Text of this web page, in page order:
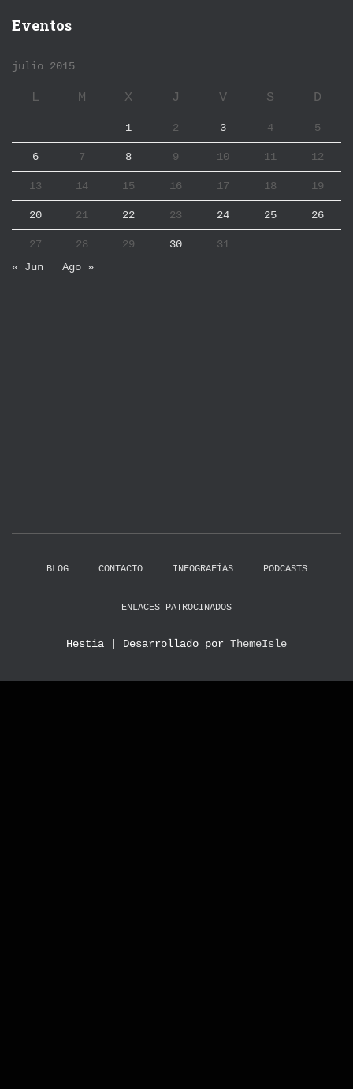
Eventos
julio 2015
L M X J V S D
1 2 3 4 5
6 7 8 9 10 11 12
13 14 15 16 17 18 19
20 21 22 23 24 25 26
27 28 29 30
31
« Jun
Ago »
BLOG CONTACTO INFOGRAFÍAS PODCASTS
ENLACES PATROCINADOS
Hestia | Desarrollado por ThemeIsle